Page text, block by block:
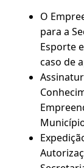
O
para a
Esporte
caso de